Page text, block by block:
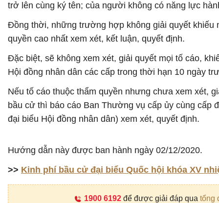
trở lên cùng ký tên; của người không có năng lực
Đồng thời, những trường hợp không giải quyết khiếu
quyền cao nhất xem xét, kết luận, quyết định.
Đặc biệt, sẽ không xem xét, giải quyết mọi tố cáo,
Hội đồng nhân dân các cấp trong thời hạn 10 ngày
Nếu tố cáo thuộc thẩm quyền nhưng chưa xem xét,
bầu cử thì báo cáo Ban Thường vụ cấp ủy cùng
đại biểu Hội đồng nhân dân) xem xét, quyết định.
Hướng dẫn này được ban hành ngày 02/12/2020.
>> Kinh phí bầu cử đại biểu Quốc hội khóa XV
1900 6192để được giải đáp qua tổng